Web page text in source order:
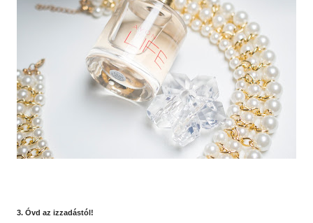
3. Óvd az izzadástól!